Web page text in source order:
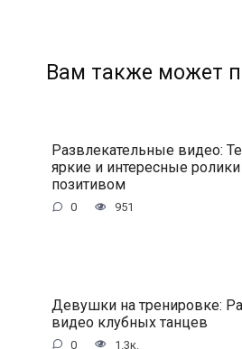
Вам также может
Развлекательные видео:
яркие и интересные
позитивом
0 951
Девушки на тренировке:
видео клубных танцев
0 1.3к.